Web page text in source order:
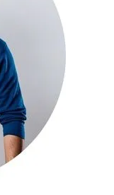
elétricos
a segurança da
de
atende